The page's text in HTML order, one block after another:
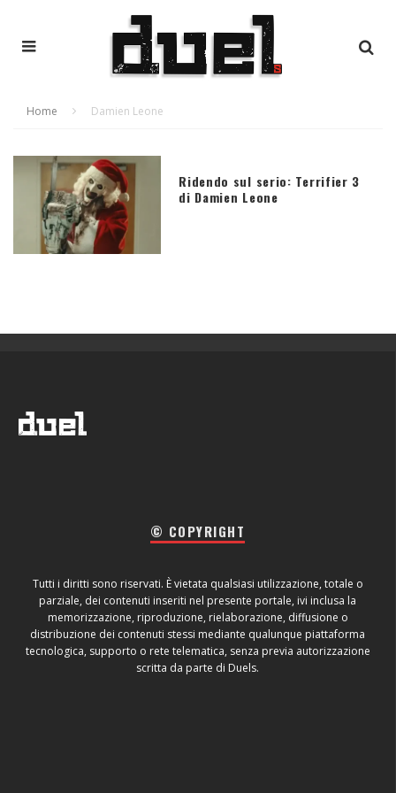
Home Damien Leone
Ridendo sul serio: Terrifier 3
di Damien Leone
© COPYRIGHT
Tutti i diritti sono riservati. È vietata qualsiasi utilizzazione, totale o
parziale, dei contenuti inseriti nel presente portale, ivi inclusa la
memorizzazione, riproduzione, rielaborazione, diffusione o
distribuzione dei contenuti stessi mediante qualunque piattaforma
tecnologica, supporto o rete telematica, senza previa autorizzazione
scritta da parte di Duels.